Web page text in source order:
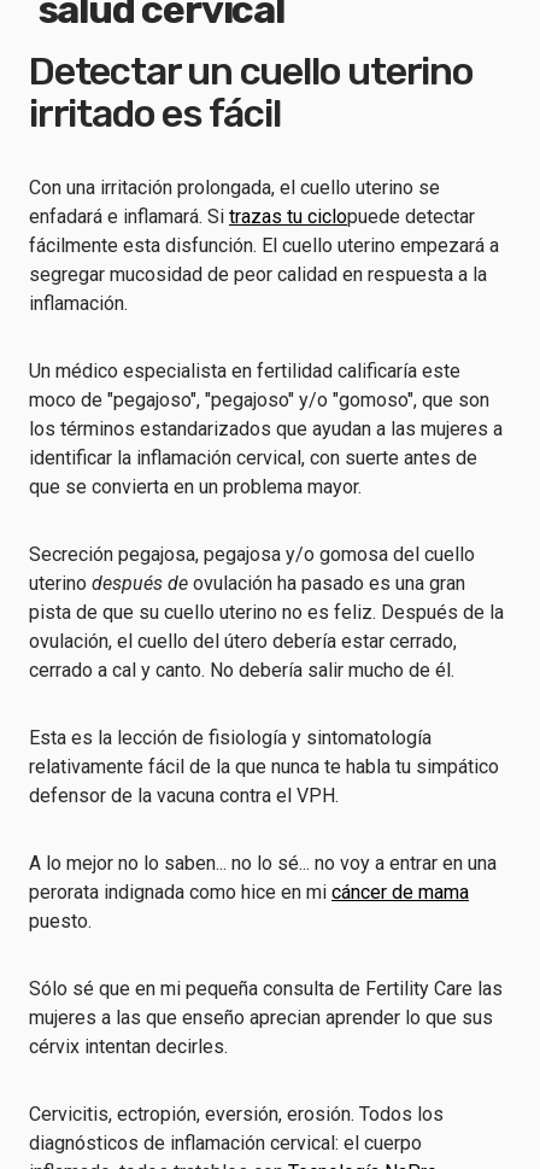
Detectar un cuello uterino
irritado es fácil
Con una irritación prolongada, el cuello uterino se
enfadará e inflamará. Si trazas tu ciclopuede detectar
fácilmente esta disfunción. El cuello uterino empezará a
segregar mucosidad de peor calidad en respuesta a la
inflamación.
Un médico especialista en fertilidad calificaría este
moco de "pegajoso", "pegajoso" y/o "gomoso", que son
los términos estandarizados que ayudan a las mujeres a
identificar la inflamación cervical, con suerte antes de
que se convierta en un problema mayor.
Secreción pegajosa, pegajosa y/o gomosa del cuello
uterino después de ovulación ha pasado es una gran
pista de que su cuello uterino no es feliz. Después de la
ovulación, el cuello del útero debería estar cerrado,
cerrado a cal y canto. No debería salir mucho de él.
Esta es la lección de fisiología y sintomatología
relativamente fácil de la que nunca te habla tu simpático
defensor de la vacuna contra el VPH.
A lo mejor no lo saben... no lo sé... no voy a entrar en una
perorata indignada como hice en mi cáncer de mama
puesto.
Sólo sé que en mi pequeña consulta de Fertility Care las
mujeres a las que enseño aprecian aprender lo que sus
cérvix intentan decirles.
Cervicitis, ectropión, eversión, erosión. Todos los
diagnósticos de inflamación cervical: el cuerpo